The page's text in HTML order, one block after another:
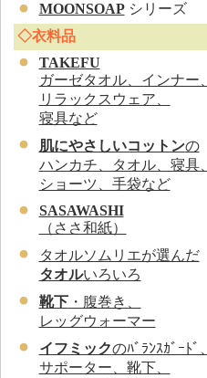
MOONSOAP シリーズ
◇衣料品
TAKEFU
ガーゼタオル、インナー、
リラックスウェア、
寝具など
肌にやさしいコットンの
ハンカチ、タオル、寝具、
ショーツ、手袋など
SASAWASHI
（ささ和紙）
タオルソムリエが選んだ
タオルいろいろ
靴下・腹巻き、
レッグウォーマー
イフミックのﾊﾞﾗﾝｽｶﾞｰﾄﾞ、
サポーター、靴下、